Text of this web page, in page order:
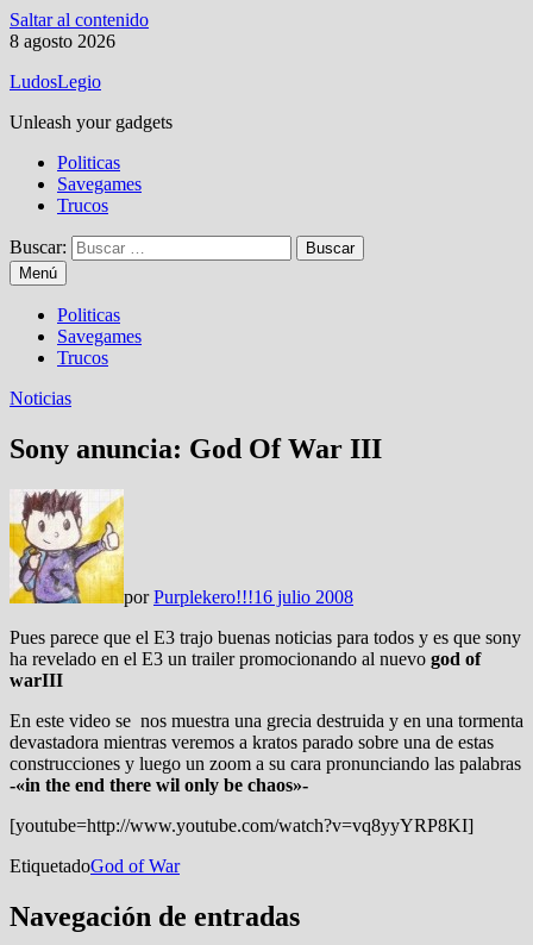
Saltar al contenido
8 agosto 2026
LudosLegio
Unleash your gadgets
Politicas
Savegames
Trucos
Buscar:
Menú
Politicas
Savegames
Trucos
Noticias
Sony anuncia: God Of War III
porPurplekero!!!16 julio 2008
Pues parece que el E3 trajo buenas noticias para todos y es que sony
ha revelado en el E3 un trailer promocionando al nuevo god of
warIII
En este video se nos muestra una grecia destruida y en una tormenta
devastadora mientras veremos a kratos parado sobre una de estas
construcciones y luego un zoom a su cara pronunciando las palabras
-«in the end there wil only be chaos»-
[youtube=http://www.youtube.com/watch?v=vq8yyYRP8KI]
EtiquetadoGod of War
Navegación de entradas